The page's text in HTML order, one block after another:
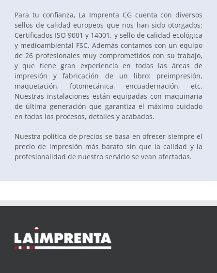
Para tu confianza, La Imprenta CG cuenta con diversos
sellos de calidad europeos que nos han sido otorgados:
Certificados ISO 9001 y 14001, y sello de calidad ecológica
y medioambiental FSC. Además contamos con un equipo
de 26 profesionales muy comprometidos con su trabajo,
y que tiene gran experiencia en todas las áreas de
impresión y fabricación de un libro: preimpresión,
maquetación, fotomecánica, encuadernación, etc.
Nuestras instalaciones están equipadas con maquinaria
de última generación que garantiza el máximo cuidado
en todos los procesos, detalles y acabados.
Nuestra política de precios se basa en ofrecer siempre el
precio de impresión más barato sin que la calidad y la
profesionalidad de nuestro servicio se vean afectadas.